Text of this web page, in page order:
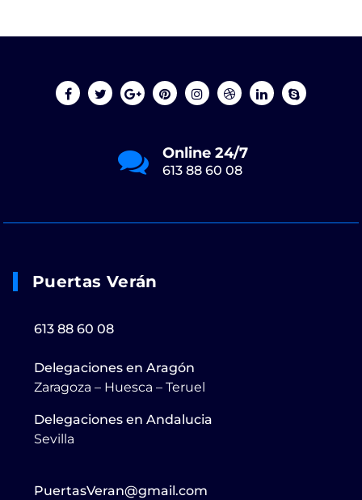
Online 24/7
613 88 60 08
Puertas Verán
613 88 60 08
Delegaciones en Aragón
Zaragoza – Huesca – Teruel
Delegaciones en Andalucia
Sevilla
PuertasVeran@gmail.com